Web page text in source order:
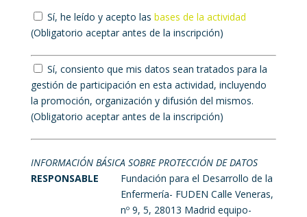
Sí, he leído y acepto las bases de la actividad
(Obligatorio aceptar antes de la inscripción)
Sí, consiento que mis datos sean tratados para la
gestión de participación en esta actividad, incluyendo
la promoción, organización y difusión del mismos.
(Obligatorio aceptar antes de la inscripción)
INFORMACIÓN BÁSICA SOBRE PROTECCIÓN DE DATOS
RESPONSABLE
Fundación para el Desarrollo de la
Enfermería- FUDEN Calle Veneras,
nº 9, 5, 28013 Madrid equipo-